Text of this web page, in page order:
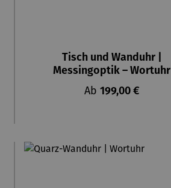
Tisch und Wanduhr |
Messingoptik – Wortuhr
Regulärer Preis:
Ab 199,00 €